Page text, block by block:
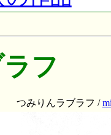
フ
つみりんラブラフ /